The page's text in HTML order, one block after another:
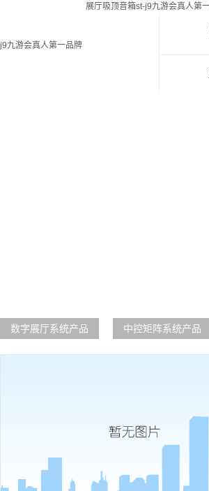
展厅吸顶音箱st-j9九游会真人第
j9九游会真人第一品牌
数字展厅系统产品 中控矩阵系统产品